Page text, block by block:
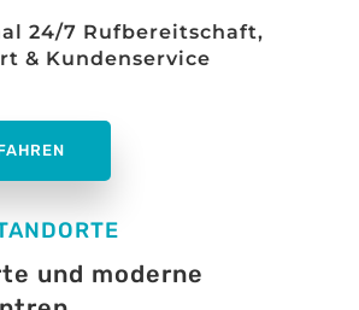
24/7 Rufbereitschaft,
& Kundenservice
und moderne